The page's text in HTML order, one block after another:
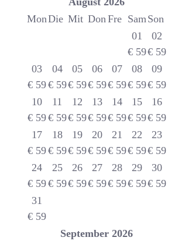
MonDie Mit DonFre SamSon
01
€ 59
02
€ 59
03
€ 59
04
€ 59
05
€ 59
06
€ 59
07
€ 59
08
€ 59
09
€ 59
10
€ 59
11
€ 59
12
€ 59
13
€ 59
14
€ 59
15
€ 59
16
€ 59
17
€ 59
18
€ 59
19
€ 59
20
€ 59
21
€ 59
22
€ 59
23
€ 59
24
€ 59
25
€ 59
26
€ 59
27
€ 59
28
€ 59
29
€ 59
30
€ 59
31
€ 59
September 2026